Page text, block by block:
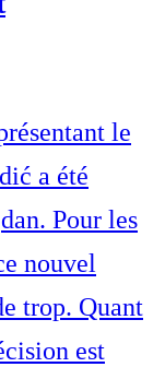
le
a été
Pour les
nouvel
trop. Quant
est